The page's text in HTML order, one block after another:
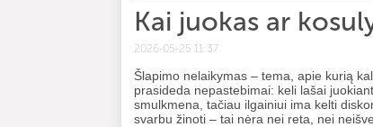
Kai juokas ar
2026-05-25 11:37
Šlapimo nelaikymas – tema, apie kurią
prasideda nepastebimai: keli lašai
smulkmena, tačiau ilgainiui ima kelti
svarbu žinoti – tai nėra nei reta, nei